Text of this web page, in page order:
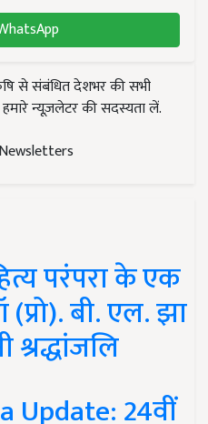
से संबंधित देशभर की सभी
न्यूज़लेटर की सदस्यता लें.
परंपरा के एक
बी. एल. झा
श्रद्धांजलि
Update: 24वीं